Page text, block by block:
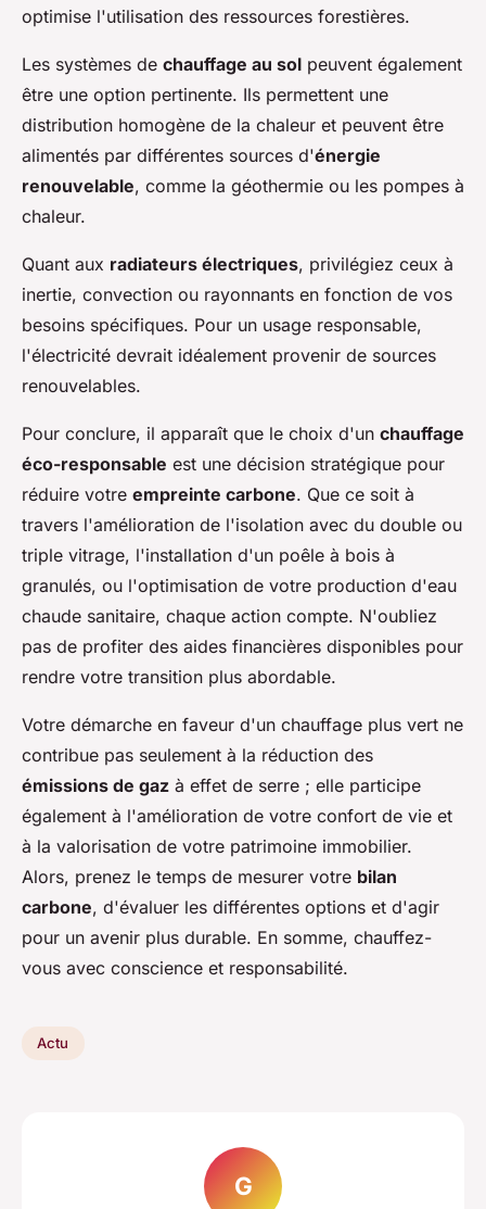
optimise l'utilisation des ressources forestières.
Les systèmes de chauffage au sol peuvent également
être une option pertinente. Ils permettent une
distribution homogène de la chaleur et peuvent être
alimentés par différentes sources d'énergie
renouvelable, comme la géothermie ou les pompes à
chaleur.
Quant aux radiateurs électriques, privilégiez ceux à
inertie, convection ou rayonnants en fonction de vos
besoins spécifiques. Pour un usage responsable,
l'électricité devrait idéalement provenir de sources
renouvelables.
Pour conclure, il apparaît que le choix d'un chauffage
éco-responsable est une décision stratégique pour
réduire votre empreinte carbone. Que ce soit à
travers l'amélioration de l'isolation avec du double ou
triple vitrage, l'installation d'un poêle à bois à
granulés, ou l'optimisation de votre production d'eau
chaude sanitaire, chaque action compte. N'oubliez
pas de profiter des aides financières disponibles pour
rendre votre transition plus abordable.
Votre démarche en faveur d'un chauffage plus vert ne
contribue pas seulement à la réduction des
émissions de gaz à effet de serre ; elle participe
également à l'amélioration de votre confort de vie et
à la valorisation de votre patrimoine immobilier.
Alors, prenez le temps de mesurer votre bilan
carbone, d'évaluer les différentes options et d'agir
pour un avenir plus durable. En somme, chauffez-
vous avec conscience et responsabilité.
Actu
G